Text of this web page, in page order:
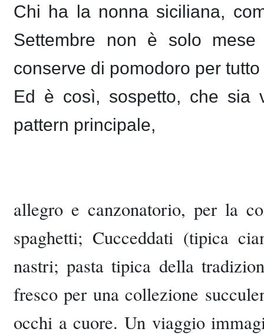
Chi ha la nonna siciliana,
Settembre non è solo
conserve di pomodoro per
Ed è così, sospetto, che
pattern principale,
allegro e canzonatorio, per la
spaghetti; Cucceddati (tipica
nastri; pasta tipica della
fresco per una collezione
occhi a cuore. Un viaggio